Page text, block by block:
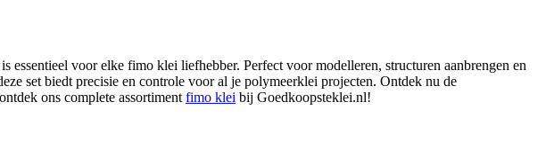
essentieel voor elke fimo klei liefhebber. Perfect voor modelleren, structuren aanbrengen en
set biedt precisie en controle voor al je polymeerklei projecten. Ontdek nu de
ons complete assortiment fimo klei bij Goedkoopsteklei.nl!